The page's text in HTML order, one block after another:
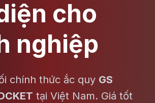
cho
nghiệp
chính thức ắc quy GS
tại Việt Nam. Giá tốt